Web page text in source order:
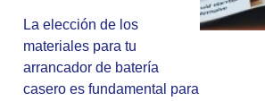
La elección de los
materiales para tu
arrancador de batería
casero es fundamental para